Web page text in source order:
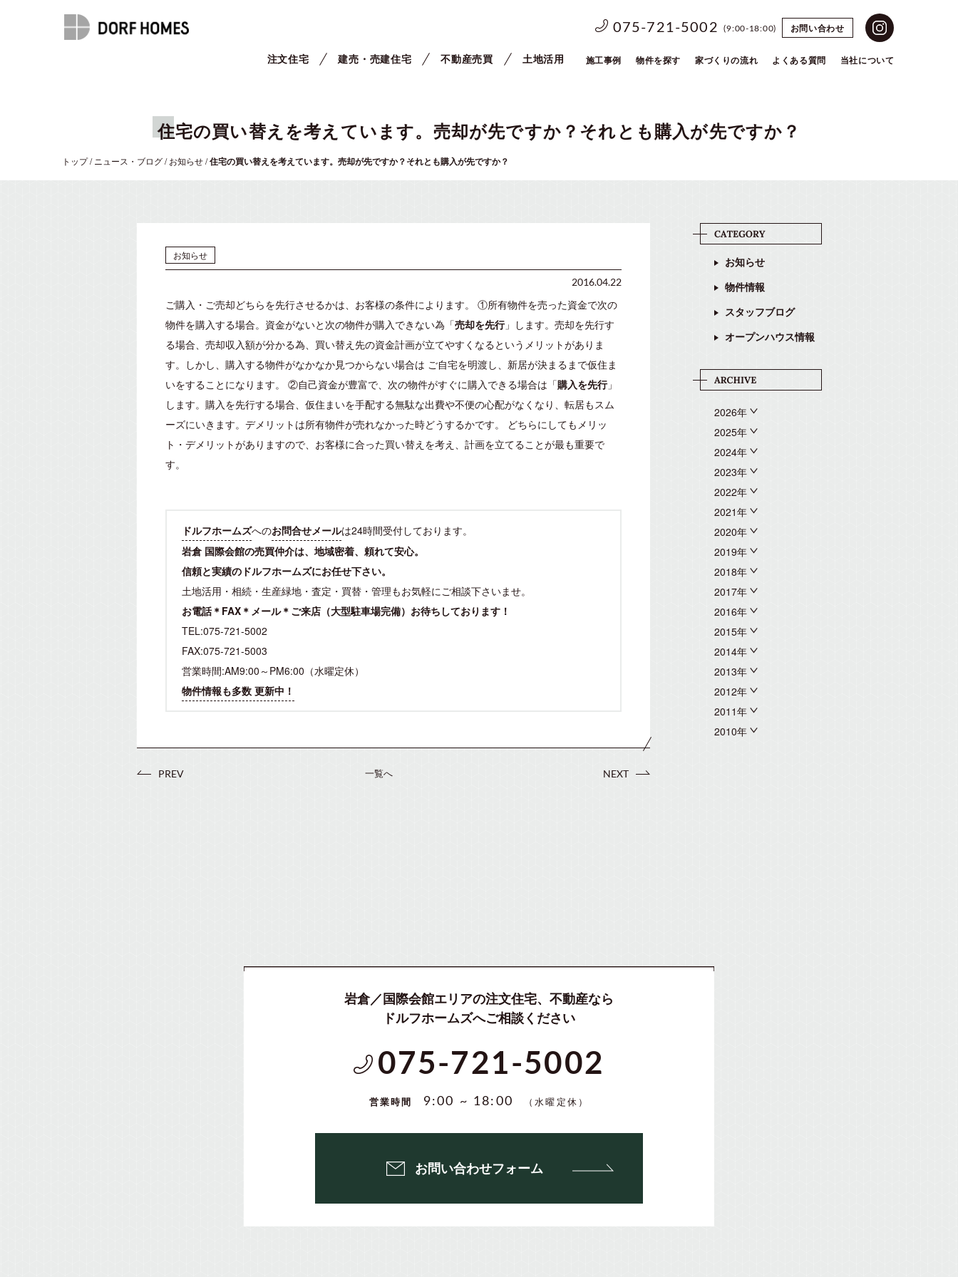
075-721-5002 (9:00-18:00) お問い合わせ
注文住宅 建売・売建住宅 不動産売買 土地活用 施工事例 物件を探す 家づくりの流れ よくある質問 当社について
住宅の買い替えを考えています。売却が先ですか？それとも購入が先ですか？
トップ/ ニュース・ブログ/お知らせ/住宅の買い替えを考えています。売却が先ですか？それとも購入が先ですか？
お知らせ
2016.04.22
ご購入・ご売却どちらを先行させるかは、お客様の条件によります。 ①所有物件を売った資金で次の
物件を購入する場合。資金がないと次の物件が購入できない為「売却を先行」します。売却を先行す
る場合、売却収入額が分かる為、買い替え先の資金計画が立てやすくなるというメリットがありま
す。しかし、購入する物件がなかなか見つからない場合は ご自宅を明渡し、新居が決まるまで仮住ま
いをすることになります。 ②自己資金が豊富で、次の物件がすぐに購入できる場合は「購入を先行」
します。購入を先行する場合、仮住まいを手配する無駄な出費や不便の心配がなくなり、転居もスム
ーズにいきます。デメリットは所有物件が売れなかった時どうするかです。 どちらにしてもメリッ
ト・デメリットがありますので、お客様に合った買い替えを考え、計画を立てることが最も重要で
す。
ドルフホームズへのお問合せメールは24時間受付しております。
岩倉 国際会館の売買仲介は、地域密着、頼れて安心。
信頼と実績のドルフホームズにお任せ下さい。
土地活用・相続・生産緑地・査定・買替・管理もお気軽にご相談下さいませ。
お電話＊FAX＊メール＊ご来店（大型駐車場完備）お待ちしております！
TEL:075-721-5002
FAX:075-721-5003
営業時間:AM9:00～PM6:00（水曜定休）
物件情報も多数 更新中！
PREV 一覧へ NEXT
お知らせ
物件情報
スタッフブログ
オープンハウス情報
2026年
2025年
2024年
2023年
2022年
2021年
2020年
2019年
2018年
2017年
2016年
2015年
2014年
2013年
2012年
2011年
2010年
岩倉／国際会館エリアの注文住宅、不動産なら
ドルフホームズへご相談ください
075-721-5002
営業時間 9:00 ~ 18:00 （水曜定休）
お問い合わせフォーム